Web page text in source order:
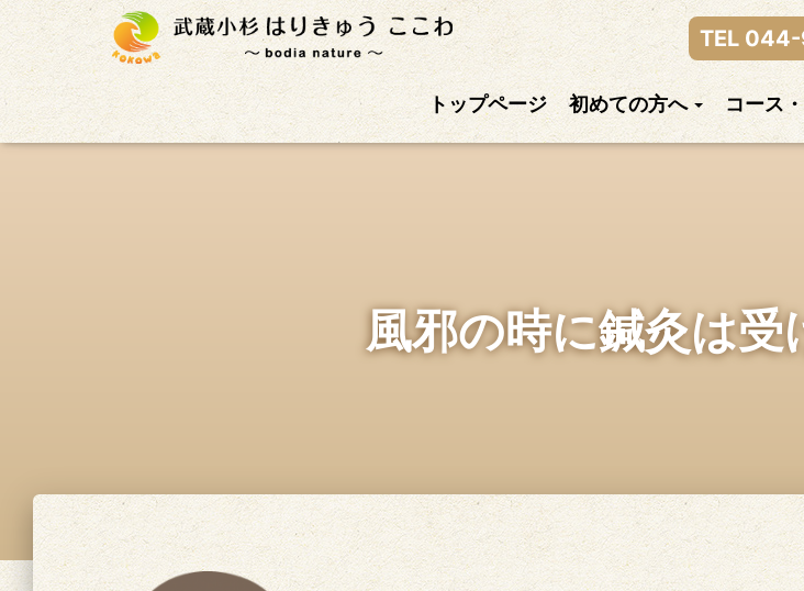
武蔵小杉徒歩4分の鍼灸治療院。首肩こり、腰痛、自律神経の乱れまでご相談下さい。
TEL
トップページ 初めての方へ コース
風邪の時に鍼灸は受